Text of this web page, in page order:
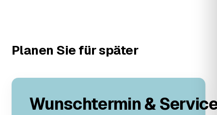
Planen Sie für später
Wunschtermin &